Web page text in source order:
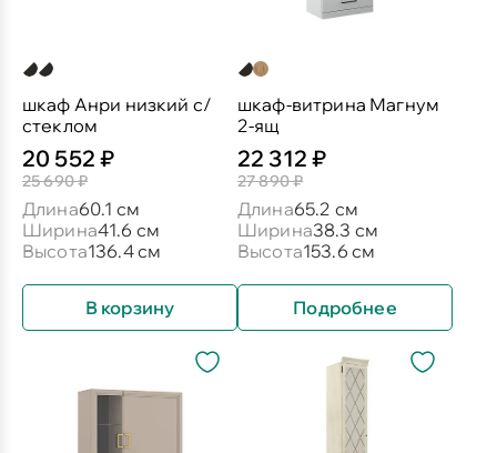
шкаф Анри низкий с/
стеклом
20 552 ₽
25 690 ₽
Длина60.1 см
Ширина41.6 см
Высота136.4 см
В корзину
шкаф-витрина Магнум
2-ящ
22 312 ₽
27 890 ₽
Длина65.2 см
Ширина38.3 см
Высота153.6 см
Подробнее